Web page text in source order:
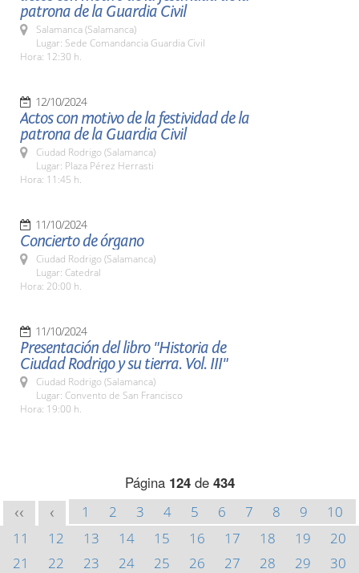
patrona de la Guardia Civil
Salamanca (Salamanca)
Lugar: Sede Comandancia Guardia Civil
Hora: 12:30 h.
12/10/2024
Actos con motivo de la festividad de la
patrona de la Guardia Civil
Ciudad Rodrigo (Salamanca)
Lugar: Plaza Pérez Herrasti
Hora: 11:45 h.
11/10/2024
Concierto de órgano
Ciudad Rodrigo (Salamanca)
Lugar: Catedral
Hora: 20:00 h.
11/10/2024
Presentación del libro "Historia de
Ciudad Rodrigo y su tierra. Vol. III"
Ciudad Rodrigo (Salamanca)
Lugar: Convento de San Francisco
Hora: 19:00 h.
Página 124de 434
<< < 1 2 3 4 5 6 7 8 9
10
11
12 13 14 15 16 17 18 19
20
21
22 23 24 25 26 27 28 29
30